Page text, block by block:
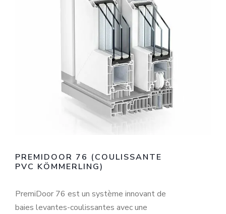
PREMIDOOR 76 (COULISSANTE
PVC KÖMMERLING)
PremiDoor 76 est un système innovant de
baies levantes-coulissantes avec une